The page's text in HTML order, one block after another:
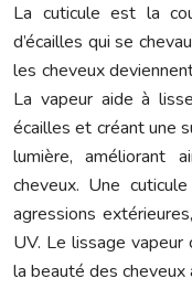
La cuticule est la
d’écailles qui se
les cheveux
La vapeur aide à
écailles et créant une
lumière, améliorant
cheveux. Une
agressions
UV. Le lissage
la beauté des cheveux